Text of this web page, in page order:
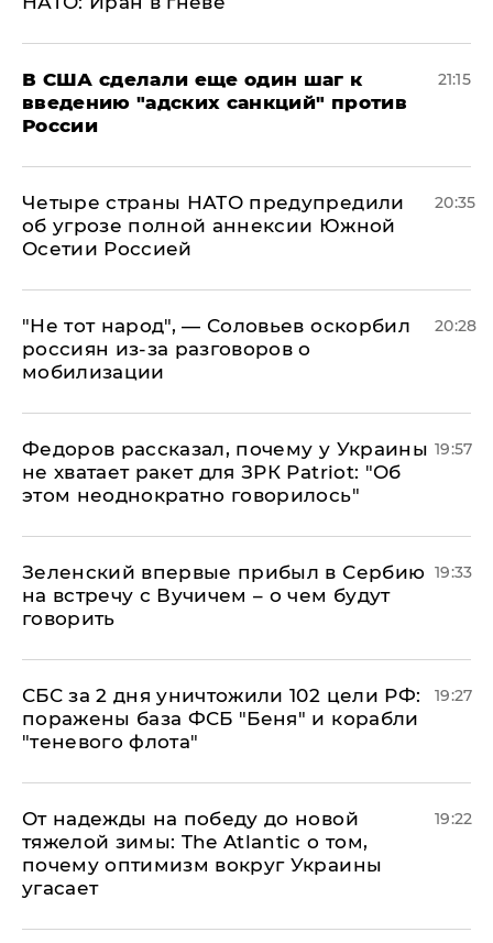
В США сделали еще один шаг к
введению "адских санкций" против
России
21:15
Четыре страны НАТО предупредили
об угрозе полной аннексии Южной
Осетии Россией
20:35
​"Не тот народ", — Соловьев оскорбил
россиян из-за разговоров о
мобилизации
20:28
Федоров рассказал, почему у Украины
не хватает ракет для ЗРК Patriot: "Об
этом неоднократно говорилось"
19:57
Зеленский впервые прибыл в Сербию
на встречу с Вучичем – о чем будут
говорить
19:33
СБС за 2 дня уничтожили 102 цели РФ:
поражены база ФСБ "Беня" и корабли
"теневого флота"
19:27
От надежды на победу до новой
тяжелой зимы: The Atlantic о том,
почему оптимизм вокруг Украины
угасает
19:22